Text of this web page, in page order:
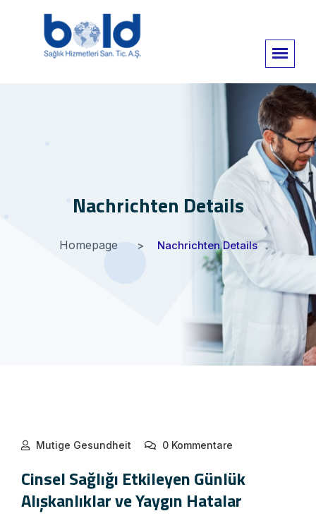
Nachrichten Details
Homepage Nachrichten Details
Mutige Gesundheit 0 Kommentare
Cinsel Sağlığı Etkileyen Günlük
Alışkanlıklar ve Yaygın Hatalar